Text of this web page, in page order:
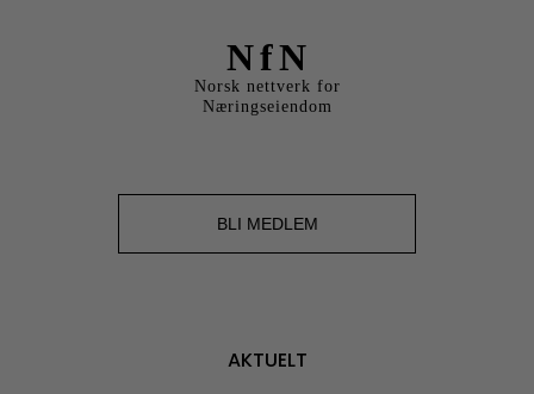
NfN
Norsk nettverk for
Næringseiendom
BLI MEDLEM
AKTUELT